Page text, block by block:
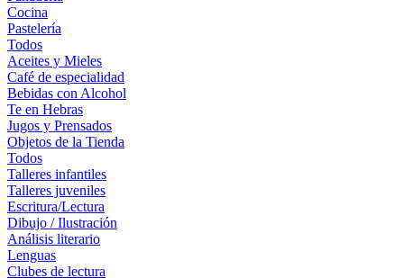
Cocina
Pastelería
Todos
Aceites y Mieles
Café de especialidad
Bebidas con Alcohol
Te en Hebras
Jugos y Prensados
Objetos de la Tienda
Todos
Talleres infantiles
Talleres juveniles
Escritura/Lectura
Dibujo / Ilustración
Análisis literario
Lenguas
Clubes de lectura